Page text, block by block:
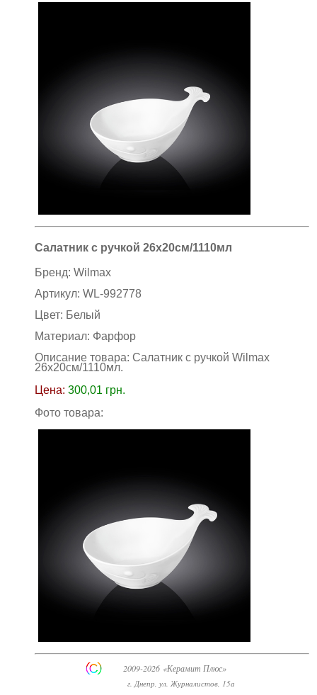
Салатник с ручкой 26х20см/1110мл
Бренд: Wilmax
Артикул: WL-992778
Цвет: Белый
Материал: Фарфор
Описание товара: Салатник с ручкой Wilmax
26х20см/1110мл.
Цена: 300,01 грн.
Фото товара:
2009-2026 «Керамит Плюс»
г. Днепр, ул. Журналистов, 15а